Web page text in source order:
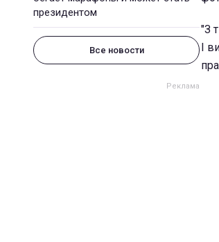
президентом
Все новости
"З
І